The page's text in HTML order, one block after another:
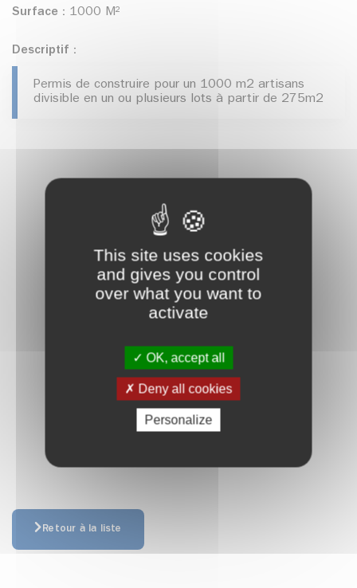
This site uses cookies
and gives you control
over what you want to
activate
OK, accept all
Deny all cookies
Personalize
Surface : 1000 M²
Descriptif :
Permis de construire pour un 1000 m2 artisans
divisible en un ou plusieurs lots à partir de 275m2
Retour à la liste